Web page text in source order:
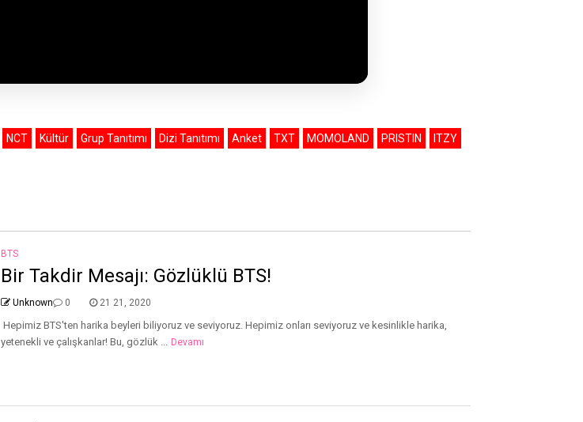
NCT Kültür Grup Tanıtımı Dizi Tanıtımı Anket TXT MOMOLAND PRISTIN
ITZY
BTS
Bir Takdir Mesajı: Gözlüklü BTS!
Unknown 0 21 21, 2020
Hepimiz BTS'ten harika beyleri biliyoruz ve seviyoruz. Hepimiz onları seviyoruz ve kesinlikle harika,
yetenekli ve çalışkanlar! Bu, gözlük ... Devamı